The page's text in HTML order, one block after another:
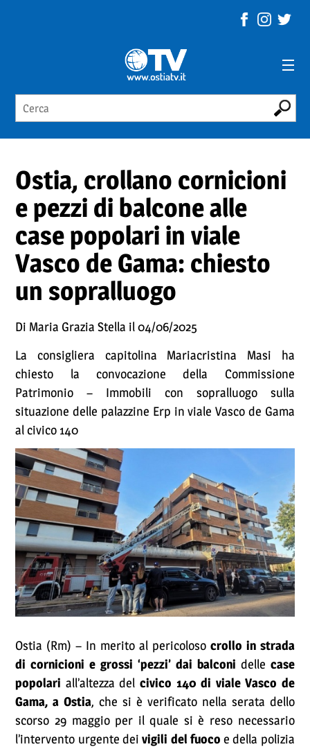
Ostia, crollano cornicioni
e pezzi di balcone alle
case popolari in viale
Vasco de Gama: chiesto
un sopralluogo
Di Maria Grazia Stella il 04/06/2025
La consigliera capitolina Mariacristina Masi ha
chiesto la convocazione della Commissione
Patrimonio – Immobili con sopralluogo sulla
situazione delle palazzine Erp in viale Vasco de Gama
al civico 140
Ostia (Rm) – In merito al pericoloso crollo in strada
di cornicioni e grossi ‘pezzi’ dai balconi delle case
popolari all’altezza del civico 140 di viale Vasco de
Gama, a Ostia, che si è verificato nella serata dello
scorso 29 maggio per il quale si è reso necessario
l’intervento urgente deivigili del fuocoe della polizia